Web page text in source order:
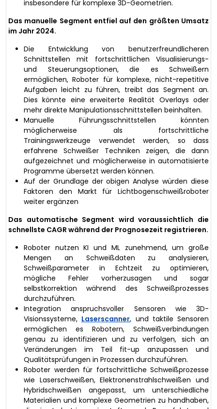
insbesondere für komplexe 3D-Geometrien.
Das manuelle Segment entfiel auf den größten Umsatz
im Jahr 2024.
Die Entwicklung von benutzerfreundlicheren
Schnittstellen mit fortschrittlichen Visualisierungs-
und Steuerungsoptionen, die es Schweißern
ermöglichen, Roboter für komplexe, nicht-repetitive
Aufgaben leicht zu führen, treibt das Segment an.
Dies könnte eine erweiterte Realität Overlays oder
mehr direkte Manipulationsschnittstellen beinhalten.
Manuelle Führungsschnittstellen könnten
möglicherweise als fortschrittliche
Trainingswerkzeuge verwendet werden, so dass
erfahrene Schweißer Techniken zeigen, die dann
aufgezeichnet und möglicherweise in automatisierte
Programme übersetzt werden können.
Auf der Grundlage der obigen Analyse würden diese
Faktoren den Markt für Lichtbogenschweißroboter
weiter ergänzen
Das automatische Segment wird voraussichtlich die
schnellste CAGR während der Prognosezeit registrieren.
Roboter nutzen KI und ML zunehmend, um große
Mengen an Schweißdaten zu analysieren,
Schweißparameter in Echtzeit zu optimieren,
mögliche Fehler vorherzusagen und sogar
selbstkorrektion während des Schweißprozesses
durchzuführen.
Integration anspruchsvoller Sensoren wie 3D-
Visionssysteme, Laserscanner, und taktile Sensoren
ermöglichen es Robotern, Schweißverbindungen
genau zu identifizieren und zu verfolgen, sich an
Veränderungen im Teil fit-up anzupassen und
Qualitätsprüfungen in Prozessen durchzuführen.
Roboter werden für fortschrittliche Schweißprozesse
wie Laserschweißen, Elektronenstrahlschweißen und
Hybridschweißen angepasst, um unterschiedliche
Materialien und komplexe Geometrien zu handhaben,